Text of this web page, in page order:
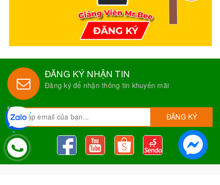
ĐĂNG KÝ NHẬN TIN
Đăng ký để nhận thông tin khuyến mãi
ĐĂNG KÝ